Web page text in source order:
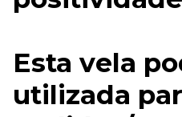
Esta vela
utilizada